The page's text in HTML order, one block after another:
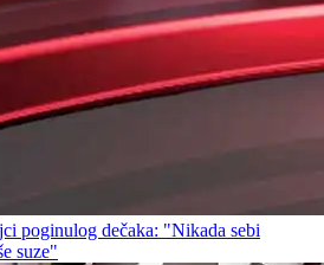
poginulog dečaka: "Nikada sebi
suze"